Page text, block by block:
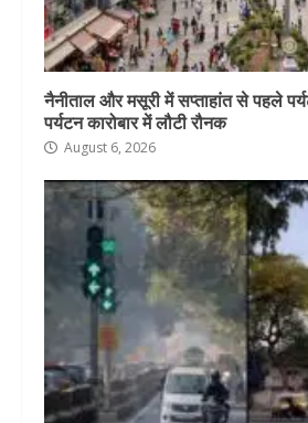
नैनीताल और मसूरी में सप्ताहांत से पहले
पर्यटन कारोबार में लौटी रौनक
August 6, 2026